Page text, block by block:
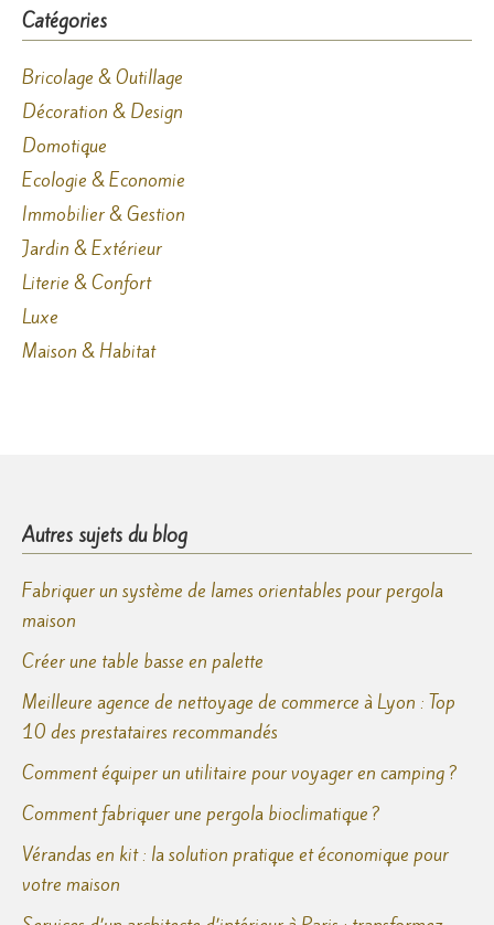
Catégories
Bricolage & Outillage
Décoration & Design
Domotique
Ecologie & Economie
Immobilier & Gestion
Jardin & Extérieur
Literie & Confort
Luxe
Maison & Habitat
Autres sujets du blog
Fabriquer un système de lames orientables pour pergola
maison
Créer une table basse en palette
Meilleure agence de nettoyage de commerce à Lyon : Top
10 des prestataires recommandés
Comment équiper un utilitaire pour voyager en camping ?
Comment fabriquer une pergola bioclimatique ?
Vérandas en kit : la solution pratique et économique pour
votre maison